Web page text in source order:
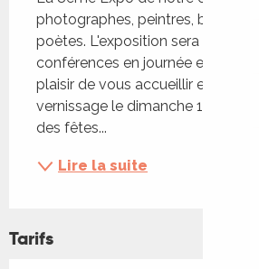
photographes, peintres,
poètes. L'exposition sera
conférences en journée et
plaisir de vous accueillir et
vernissage le dimanche 19
des fêtes...
Lire la suite
Tarifs